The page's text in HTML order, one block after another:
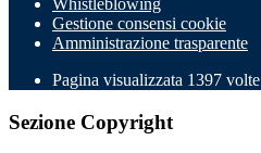
Whistleblowing
Gestione consensi cookie
Amministrazione trasparente
Pagina visualizzata 1397 volte
Sezione Copyright